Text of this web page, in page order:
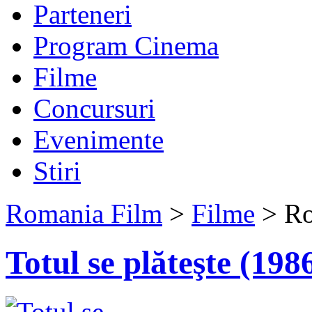
Parteneri
Program Cinema
Filme
Concursuri
Evenimente
Stiri
Romania Film > Filme >
Totul se plăteşte